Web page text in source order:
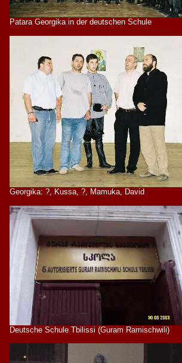
Patara Georgika in der deutschen Schule
Georgika: ?, Kussa, ?, Mamuka, David
Deutsche Schule Tbilissi (Guram Ramischwili)